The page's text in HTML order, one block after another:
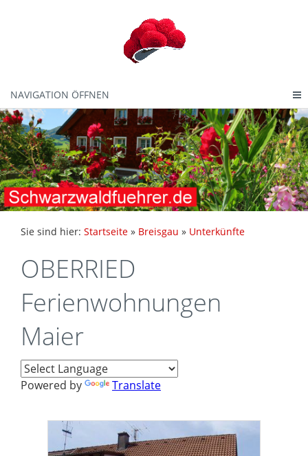
NAVIGATION ÖFFNEN
Sie sind hier: Startseite » Breisgau » Unterkünfte
OBERRIED
Ferienwohnungen
Maier
Powered by Translate